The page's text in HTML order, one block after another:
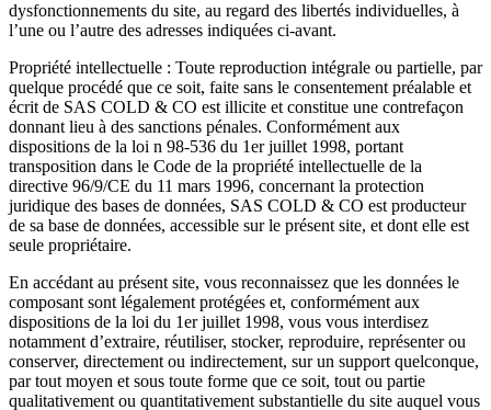
dysfonctionnements du site, au regard des libertés individuelles, à
l’une ou l’autre des adresses indiquées ci-avant.
Propriété intellectuelle : Toute reproduction intégrale ou partielle, par
quelque procédé que ce soit, faite sans le consentement préalable et
écrit de SAS COLD & CO est illicite et constitue une contrefaçon
donnant lieu à des sanctions pénales. Conformément aux
dispositions de la loi n 98-536 du 1er juillet 1998, portant
transposition dans le Code de la propriété intellectuelle de la
directive 96/9/CE du 11 mars 1996, concernant la protection
juridique des bases de données, SAS COLD & CO est producteur
de sa base de données, accessible sur le présent site, et dont elle est
seule propriétaire.
En accédant au présent site, vous reconnaissez que les données le
composant sont légalement protégées et, conformément aux
dispositions de la loi du 1er juillet 1998, vous vous interdisez
notamment d’extraire, réutiliser, stocker, reproduire, représenter ou
conserver, directement ou indirectement, sur un support quelconque,
par tout moyen et sous toute forme que ce soit, tout ou partie
qualitativement ou quantitativement substantielle du site auquel vous